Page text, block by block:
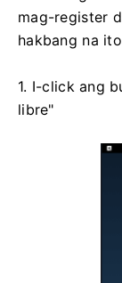
mag-register
hakbang na
1. I-click ang
libre"